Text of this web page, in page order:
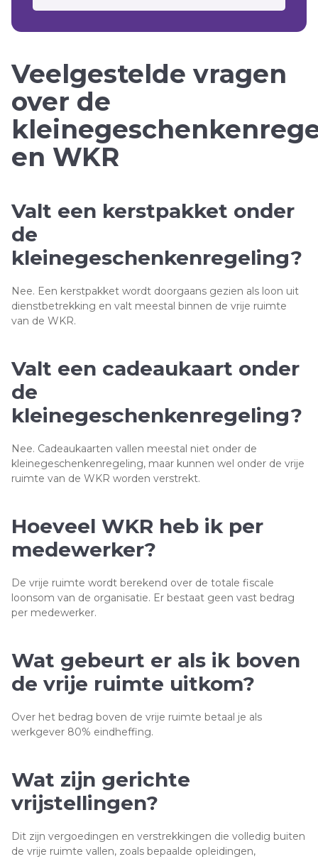
Veelgestelde vragen
over de
en WKR
Valt een kerstpakket onder
de
kleinegeschenkenregeling?
Nee. Een kerstpakket wordt doorgaans gezien als loon uit
dienstbetrekking en valt meestal binnen de vrije ruimte
van de WKR.
Valt een cadeaukaart onder
de
kleinegeschenkenregeling?
Nee. Cadeaukaarten vallen meestal niet onder de
kleinegeschenkenregeling, maar kunnen wel onder de vrije
ruimte van de WKR worden verstrekt.
Hoeveel WKR heb ik per
medewerker?
De vrije ruimte wordt berekend over de totale fiscale
loonsom van de organisatie. Er bestaat geen vast bedrag
per medewerker.
Wat gebeurt er als ik boven
de vrije ruimte uitkom?
Over het bedrag boven de vrije ruimte betaal je als
werkgever 80% eindheffing.
Wat zijn gerichte
vrijstellingen?
Dit zijn vergoedingen en verstrekkingen die volledig buiten
de vrije ruimte vallen, zoals bepaalde opleidingen,